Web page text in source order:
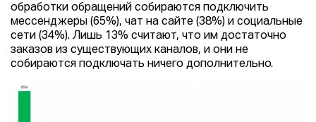
обработки обращений собираются подключить
мессенджеры (65%), чат на сайте (38%) и социальные
сети (34%). Лишь 13% считают, что им достаточно
заказов из существующих каналов, и они не
собираются подключать ничего дополнительно.